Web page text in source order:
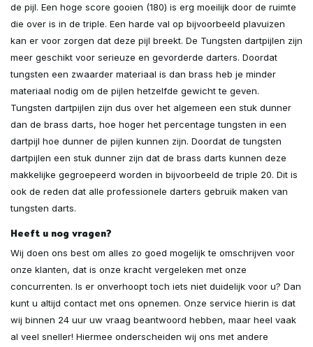
de pijl. Een hoge score gooien (180) is erg moeilijk door de ruimte
die over is in de triple. Een harde val op bijvoorbeeld plavuizen
kan er voor zorgen dat deze pijl breekt. De Tungsten dartpijlen zijn
meer geschikt voor serieuze en gevorderde darters. Doordat
tungsten een zwaarder materiaal is dan brass heb je minder
materiaal nodig om de pijlen hetzelfde gewicht te geven.
Tungsten dartpijlen zijn dus over het algemeen een stuk dunner
dan de brass darts, hoe hoger het percentage tungsten in een
dartpijl hoe dunner de pijlen kunnen zijn. Doordat de tungsten
dartpijlen een stuk dunner zijn dat de brass darts kunnen deze
makkelijke gegroepeerd worden in bijvoorbeeld de triple 20. Dit is
ook de reden dat alle professionele darters gebruik maken van
tungsten darts.
Heeft u nog vragen?
Wij doen ons best om alles zo goed mogelijk te omschrijven voor
onze klanten, dat is onze kracht vergeleken met onze
concurrenten. Is er onverhoopt toch iets niet duidelijk voor u? Dan
kunt u altijd contact met ons opnemen. Onze service hierin is dat
wij binnen 24 uur uw vraag beantwoord hebben, maar heel vaak
al veel sneller! Hiermee onderscheiden wij ons met andere